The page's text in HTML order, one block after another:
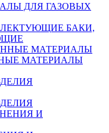
ДЛЯ ГАЗОВЫХ
БАКИ,
МАТЕРИАЛЫ